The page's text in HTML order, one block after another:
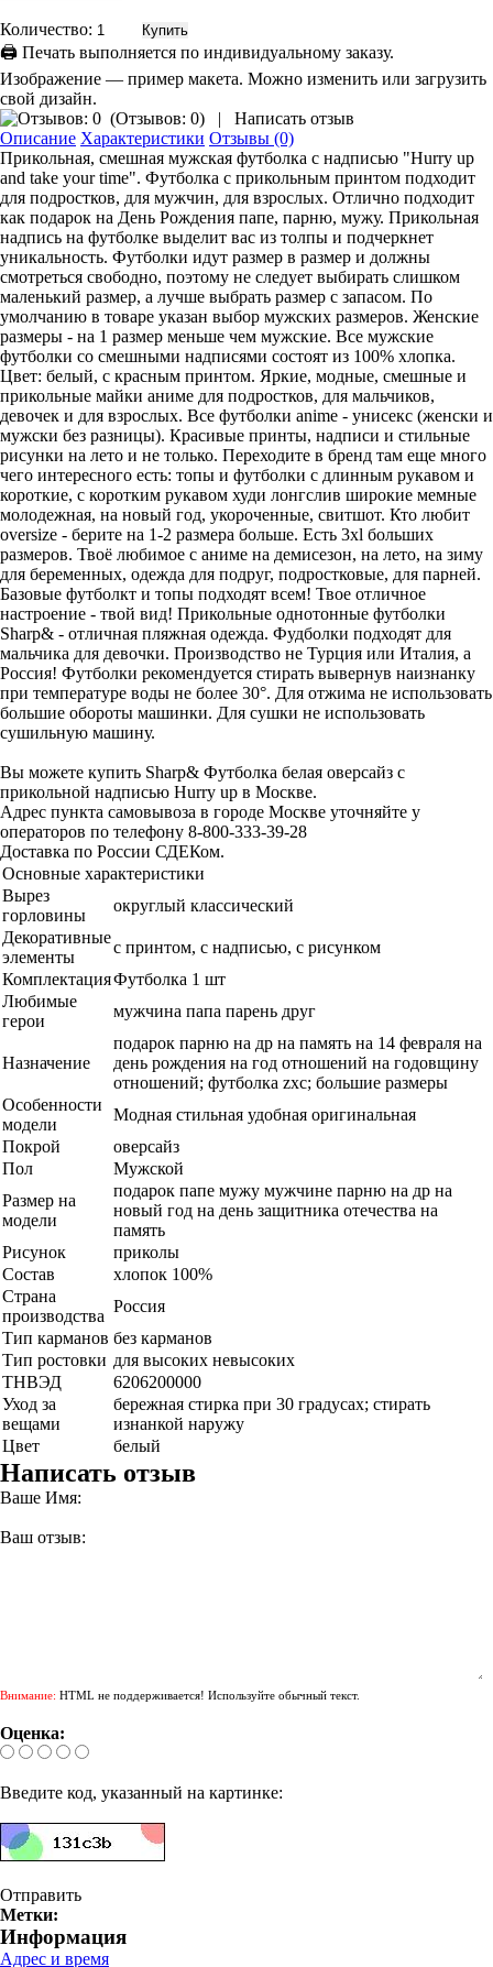
Количество:
🖨 Печать выполняется по индивидуальному заказу.
Изображение — пример макета. Можно изменить или загрузить
свой дизайн.
(Отзывов: 0) |
Написать отзыв
Описание Характеристики Отзывы (0)
Прикольная, смешная мужская футболка с надписью "Hurry up
and take your time". Футболка с прикольным принтом подходит
для подростков, для мужчин, для взрослых. Отлично подходит
как подарок на День Рождения папе, парню, мужу. Прикольная
надпись на футболке выделит вас из толпы и подчеркнет
уникальность. Футболки идут размер в размер и должны
смотреться свободно, поэтому не следует выбирать слишком
маленький размер, а лучше выбрать размер с запасом. По
умолчанию в товаре указан выбор мужских размеров. Женские
размеры - на 1 размер меньше чем мужские. Все мужские
футболки со смешными надписями состоят из 100% хлопка.
Цвет: белый, с красным принтом. Яркие, модные, смешные и
прикольные майки аниме для подростков, для мальчиков,
девочек и для взрослых. Все футболки anime - унисекс (женски и
мужски без разницы). Красивые принты, надписи и стильные
рисунки на лето и не только. Переходите в бренд там еще много
чего интересного есть: топы и футболки с длинным рукавом и
короткие, с коротким рукавом худи лонгслив широкие мемные
молодежная, на новый год, укороченные, свитшот. Кто любит
oversize - берите на 1-2 размера больше. Есть 3xl больших
размеров. Твоё любимое с аниме на демисезон, на лето, на зиму
для беременных, одежда для подруг, подростковые, для парней.
Базовые футболкт и топы подходят всем! Твое отличное
настроение - твой вид! Прикольные однотонные футболки
Sharp& - отличная пляжная одежда. Фудболки подходят для
мальчика для девочки. Производство не Турция или Италия, а
Россия! Футболки рекомендуется стирать вывернув наизнанку
при температуре воды не более 30°. Для отжима не использовать
большие обороты машинки. Для сушки не использовать
сушильную машину.
Вы можете купить Sharp& Футболка белая оверсайз с
прикольной надписью Hurry up в Москве.
Адрес пункта самовывоза в городе Москве уточняйте у
операторов по телефону 8-800-333-39-28
Доставка по России СДЕКом.
Основные характеристики
Вырез
горловины
округлый классический
Декоративные
элементы
с принтом, с надписью, с рисунком
КомплектацияФутболка 1 шт
Любимые
герои
мужчина папа парень друг
Назначение
подарок парню на др на память на 14 февраля на
день рождения на год отношений на годовщину
отношений; футболка zxc; большие размеры
Особенности
модели
Модная стильная удобная оригинальная
Покрой
оверсайз
Пол
Мужской
Размер на
модели
подарок папе мужу мужчине парню на др на
новый год на день защитника отечества на
память
Рисунок
приколы
Состав
хлопок 100%
Страна
производства
Россия
Тип карманов без карманов
Тип ростовки для высоких невысоких
ТНВЭД
6206200000
Уход за
вещами
бережная стирка при 30 градусах; стирать
изнанкой наружу
Цвет
белый
Написать отзыв
Ваше Имя:
Ваш отзыв:
Внимание: HTML не поддерживается! Используйте обычный текст.
Оценка:
Введите код, указанный на картинке:
Отправить
Метки:
Информация
Адрес и время